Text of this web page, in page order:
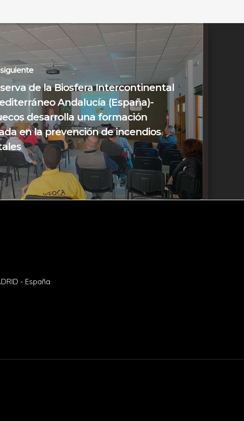
de la Biosfera Intercontinental
Andalucía (España)-
desarrolla una formación
en la prevención de incendios
- España